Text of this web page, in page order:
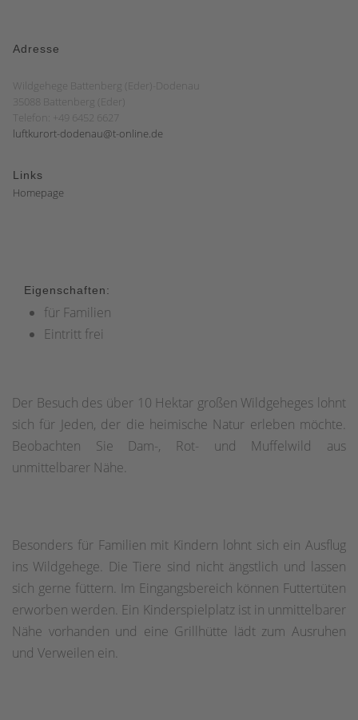
Adresse
Wildgehege Battenberg (Eder)-Dodenau
35088 Battenberg (Eder)
Telefon: +49 6452 6627
luftkurort-dodenau@t-online.de
Links
Homepage
Eigenschaften:
für Familien
Eintritt frei
Der Besuch des über 10 Hektar großen Wildgeheges lohnt
sich für Jeden, der die heimische Natur erleben möchte.
Beobachten Sie Dam-, Rot- und Muffelwild aus
unmittelbarer Nähe.
Besonders für Familien mit Kindern lohnt sich ein Ausflug
ins Wildgehege. Die Tiere sind nicht ängstlich und lassen
sich gerne füttern. Im Eingangsbereich können Futtertüten
erworben werden. Ein Kinderspielplatz ist in unmittelbarer
Nähe vorhanden und eine Grillhütte lädt zum Ausruhen
und Verweilen ein.